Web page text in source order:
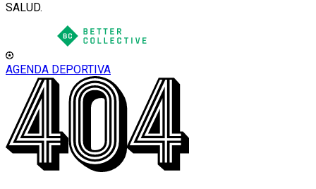
SALUD.
AGENDA DEPORTIVA